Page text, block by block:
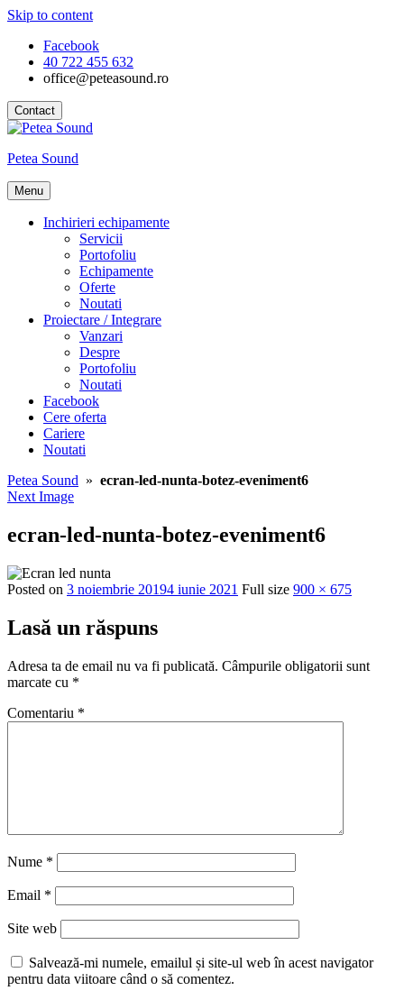
Skip to content
Facebook
40 722 455 632
office@peteasound.ro
Contact
Petea Sound
Menu
Inchirieri echipamente
Servicii
Portofoliu
Echipamente
Oferte
Noutati
Proiectare / Integrare
Vanzari
Despre
Portofoliu
Noutati
Facebook
Cere oferta
Cariere
Noutati
Petea Sound » ecran-led-nunta-botez-eveniment6
Next Image
ecran-led-nunta-botez-eveniment6
Posted on 3 noiembrie 20194 iunie 2021 Full size 900 × 675
Lasă un răspuns
Adresa ta de email nu va fi publicată. Câmpurile obligatorii sunt
marcate cu *
Comentariu *
Nume *
Email *
Site web
Salvează-mi numele, emailul și site-ul web în acest navigator
pentru data viitoare când o să comentez.